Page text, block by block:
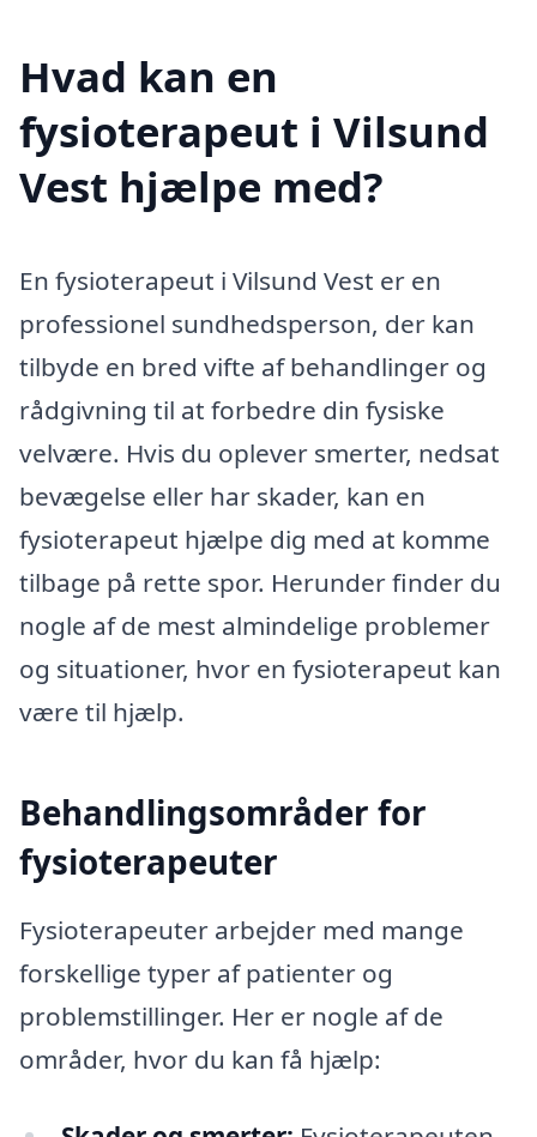
Hvad kan en
fysioterapeut i Vilsund
Vest hjælpe med?
En fysioterapeut i Vilsund Vest er en
professionel sundhedsperson, der kan
tilbyde en bred vifte af behandlinger og
rådgivning til at forbedre din fysiske
velvære. Hvis du oplever smerter, nedsat
bevægelse eller har skader, kan en
fysioterapeut hjælpe dig med at komme
tilbage på rette spor. Herunder finder du
nogle af de mest almindelige problemer
og situationer, hvor en fysioterapeut kan
være til hjælp.
Behandlingsområder for
fysioterapeuter
Fysioterapeuter arbejder med mange
forskellige typer af patienter og
problemstillinger. Her er nogle af de
områder, hvor du kan få hjælp: